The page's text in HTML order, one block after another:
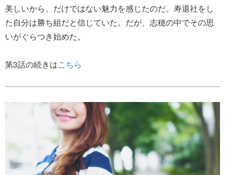
美しいから、だけではない魅力を感じたのだ。寿退社をし
た自分は勝ち組だと信じていた。だが、志穂の中でその思
いがぐらつき始めた。
第3話の続きはこちら